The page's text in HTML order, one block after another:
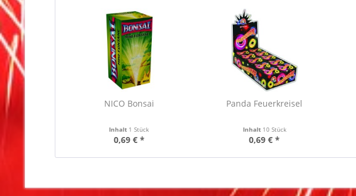
NICO Bonsai
Inhalt 1 Stück
0,69 € *
Panda Feuerkreisel
Inhalt 10 Stück
0,69 € *